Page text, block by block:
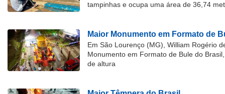
tampinhas e ocupa uma área de 36,74
Maior Monumento em Formato de
Em São Lourenço (MG), William Rogério
Monumento em Formato de Bule do
de altura